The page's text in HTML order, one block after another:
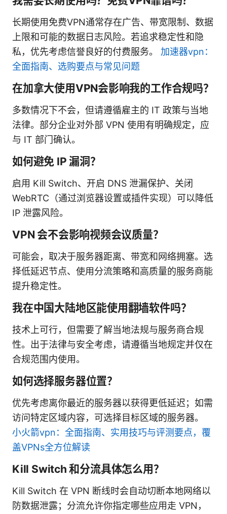
长期使用免费VPN通常存在广告、带宽限制、数据
上限和可能的数据日志风险。若追求稳定性和隐
私，优先考虑信誉良好的付费服务。 加速器vpn：
全面指南、选购要点与常见问题
在加拿大使用VPN会影响我的工作合规吗？
多数情况下不会，但请遵循雇主的 IT 政策与当地
法律。部分企业对外部 VPN 使用有明确规定，应
与 IT 部门确认。
如何避免 IP 漏洞？
启用 Kill Switch、开启 DNS 泄漏保护、关闭
WebRTC（通过浏览器设置或插件实现）可以降低
IP 泄露风险。
VPN 会不会影响视频会议质量？
可能会，取决于服务器距离、带宽和网络拥塞。选
择低延迟节点、使用分流策略和高质量的服务商能
提升稳定性。
我在中国大陆地区能使用翻墙软件吗？
技术上可行，但需要了解当地法规与服务商合规
性。出于法律与安全考虑，请遵循当地规定并仅在
合规范围内使用。
如何选择服务器位置？
优先考虑离你最近的服务器以获得更低延迟；如需
访问特定区域内容，可选择目标区域的服务器。
小火箭vpn：全面指南、实用技巧与评测要点，覆
盖VPNs全方位解读
Kill Switch 和分流具体怎么用？
Kill Switch 在 VPN 断线时会自动切断本地网络以
防数据泄露；分流允许你指定哪些应用走 VPN，